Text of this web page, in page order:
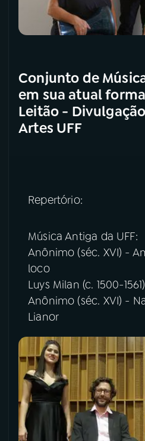
Conjunto de
em sua atual
Leitão -
Artes UFF
Repertório:
Música Antiga da UFF:
Anônimo (séc. XVI) -
loco
Luys Milan (c. 1500-
Anônimo (séc. XVI) -
Lianor